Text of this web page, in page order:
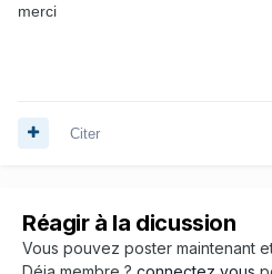
merci
Citer
Réagir à la dicussion
Vous pouvez poster maintenant